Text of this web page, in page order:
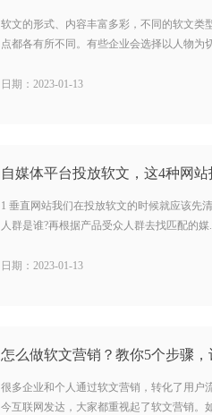
软文的形式、内容丰富多彩，不同的软文类
点都各有所不同。有些企业会选择以人物为
日期：2023-01-13
1 垂直网站我们在投放软文的时候就应该先
人群是谁?再根据产品受众人群去找匹配的媒
日期：2023-01-13
很多企业和个人通过软文营销，转化了用户
今互联网发达，大家都重视起了软文营销。